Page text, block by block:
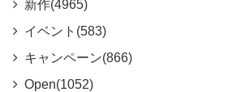
新作(4965)
イベント(583)
キャンペーン(866)
Open(1052)